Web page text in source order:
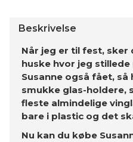
Beskrivelse
Når jeg er til fest,
huske hvor jeg
Susanne også fået,
smukke glas-holdere,
fleste almindelige
bare i plastic og det
Nu kan du købe